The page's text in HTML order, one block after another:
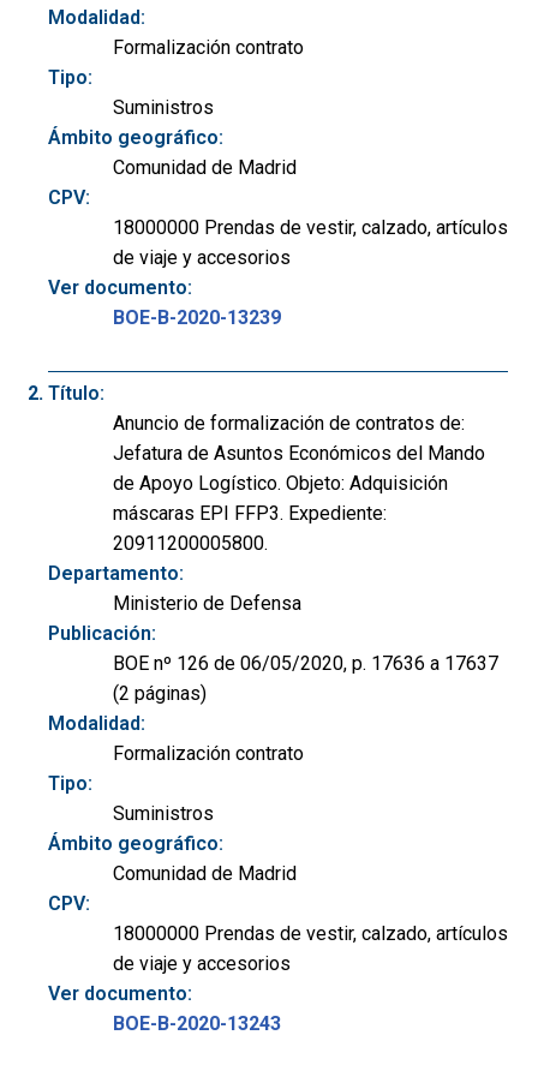
Modalidad:
Formalización contrato
Tipo:
Suministros
Ámbito geográfico:
Comunidad de Madrid
CPV:
18000000 Prendas de vestir, calzado, artículos
de viaje y accesorios
Ver documento:
BOE-B-2020-13239
Título:
Anuncio de formalización de contratos de:
Jefatura de Asuntos Económicos del Mando
de Apoyo Logístico. Objeto: Adquisición
máscaras EPI FFP3. Expediente:
20911200005800.
Departamento:
Ministerio de Defensa
Publicación:
BOE nº 126 de 06/05/2020, p. 17636 a 17637
(2 páginas)
Modalidad:
Formalización contrato
Tipo:
Suministros
Ámbito geográfico:
Comunidad de Madrid
CPV:
18000000 Prendas de vestir, calzado, artículos
de viaje y accesorios
Ver documento:
BOE-B-2020-13243